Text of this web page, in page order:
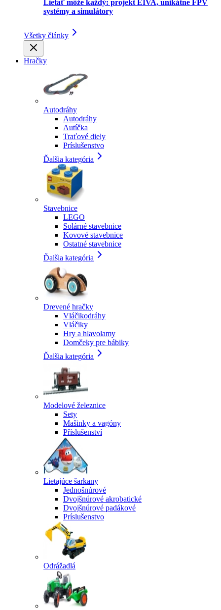
Lietať môže každý: projekt EIVA, unikátne FPV
systémy a simulátory
Všetky články
Hračky
Autodráhy
Autodráhy
Autíčka
Traťové diely
Príslušenstvo
Ďalšia kategória
Stavebnice
LEGO
Solárné stavebnice
Kovové stavebnice
Ostatné stavebnice
Ďalšia kategória
Drevené hračky
Vláčikodráhy
Vláčiky
Hry a hlavolamy
Domčeky pre bábiky
Ďalšia kategória
Modelové železnice
Sety
Mašinky a vagóny
Příslušenství
Lietajúce šarkany
Jednošnúrové
Dvojšnúrové akrobatické
Dvojšnúrové padákové
Príslušenstvo
Odrážadlá